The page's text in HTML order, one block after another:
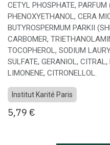
CETYL PHOSPHATE, PARFUM
PHENOXYETHANOL, CERA
BUTYROSPERMUM PARKII
CARBOMER,
TOCOPHEROL, SODIUM
SULFATE, GERANIOL,
LIMONENE, CITRONELLOL.
Institut Karité Paris
5,79 €